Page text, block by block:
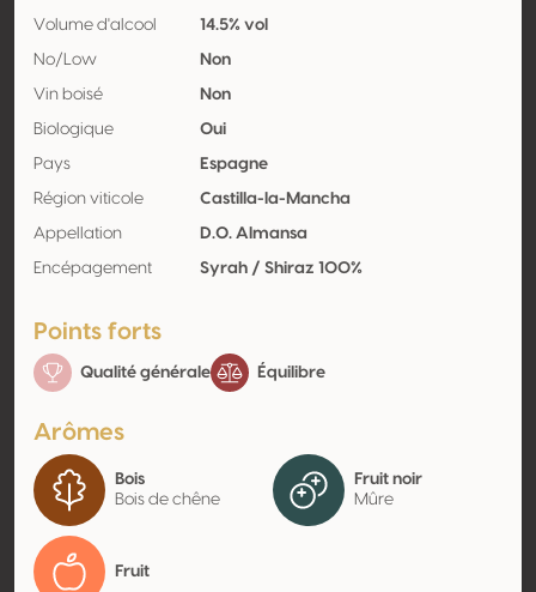
Volume d'alcool 14.5% vol
No/Low Non
Vin boisé Non
Biologique Oui
Pays Espagne
Région viticole Castilla-la-Mancha
Appellation D.O. Almansa
Encépagement Syrah / Shiraz 100%
Points forts
Qualité générale Équilibre
Arômes
Bois
Bois de chêne
Fruit noir
Mûre
Fruit